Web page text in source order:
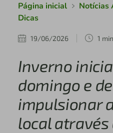
Página inicial
Notícias
Dicas
19/06/2026 1
Inverno
domingo e
impulsionar
local